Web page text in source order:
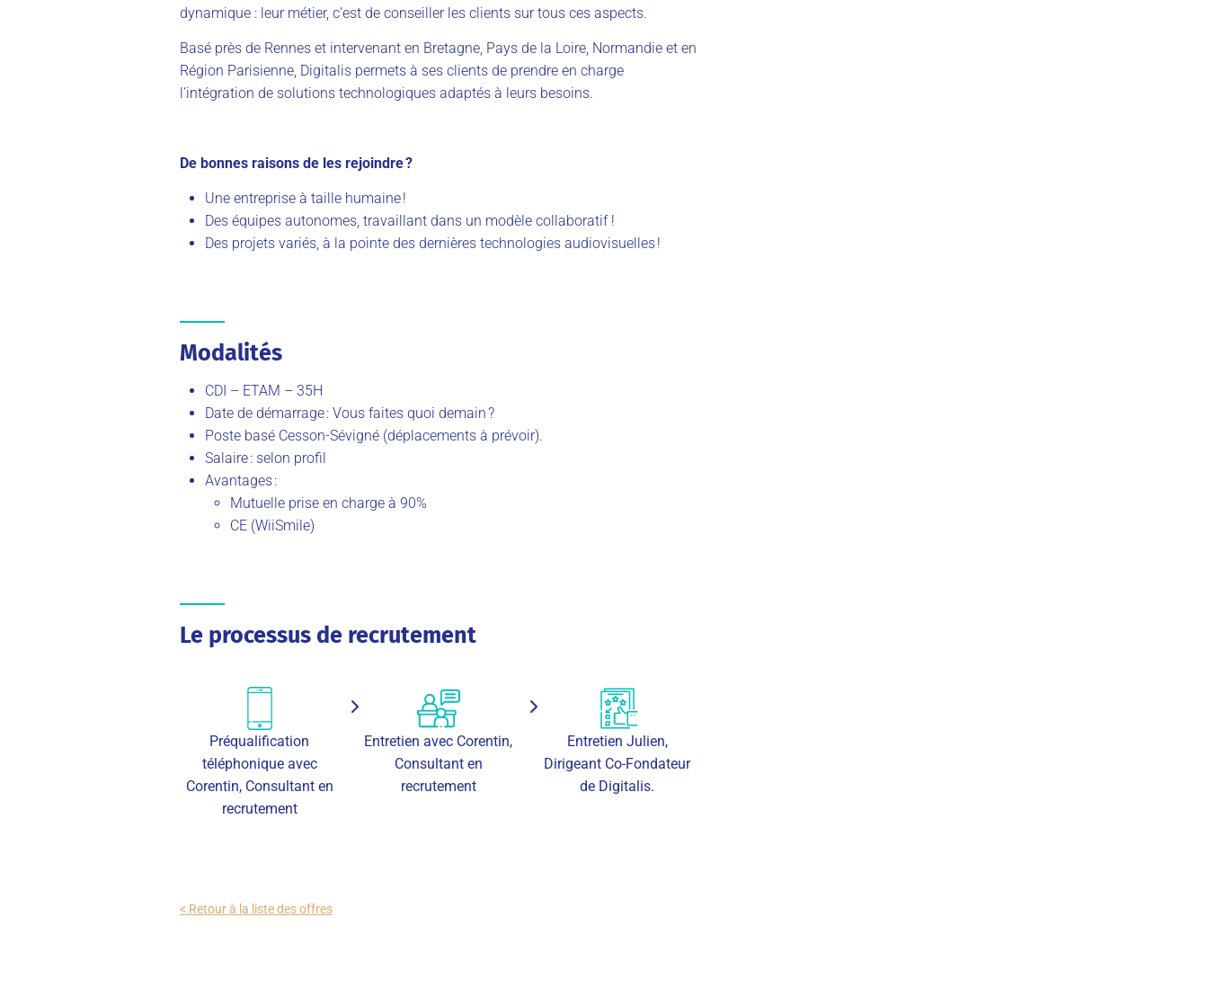
dynamique : leur métier, c’est de conseiller les clients sur tous ces aspects.
Basé près de Rennes et intervenant en Bretagne, Pays de la Loire, Normandie et en
Région Parisienne, Digitalis permets à ses clients de prendre en charge
l’intégration de solutions technologiques adaptés à leurs besoins.
De bonnes raisons de les rejoindre ?
Une entreprise à taille humaine !
Des équipes autonomes, travaillant dans un modèle collaboratif !
Des projets variés, à la pointe des dernières technologies audiovisuelles !
Modalités
CDI – ETAM – 35H
Date de démarrage : Vous faites quoi demain ?
Poste basé Cesson-Sévigné (déplacements à prévoir).
Salaire : selon profil
Avantages :
Mutuelle prise en charge à 90%
CE (WiiSmile)
Le processus de recrutement
Préqualification
téléphonique avec
Corentin, Consultant en
recrutement
Entretien avec Corentin,
Consultant en
recrutement
Entretien Julien,
Dirigeant Co-Fondateur
de Digitalis.
< Retour à la liste des offres